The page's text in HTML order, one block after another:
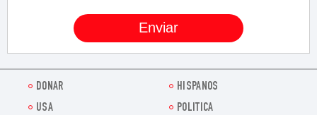
DONAR
HISPANOS
USA
POLITICA